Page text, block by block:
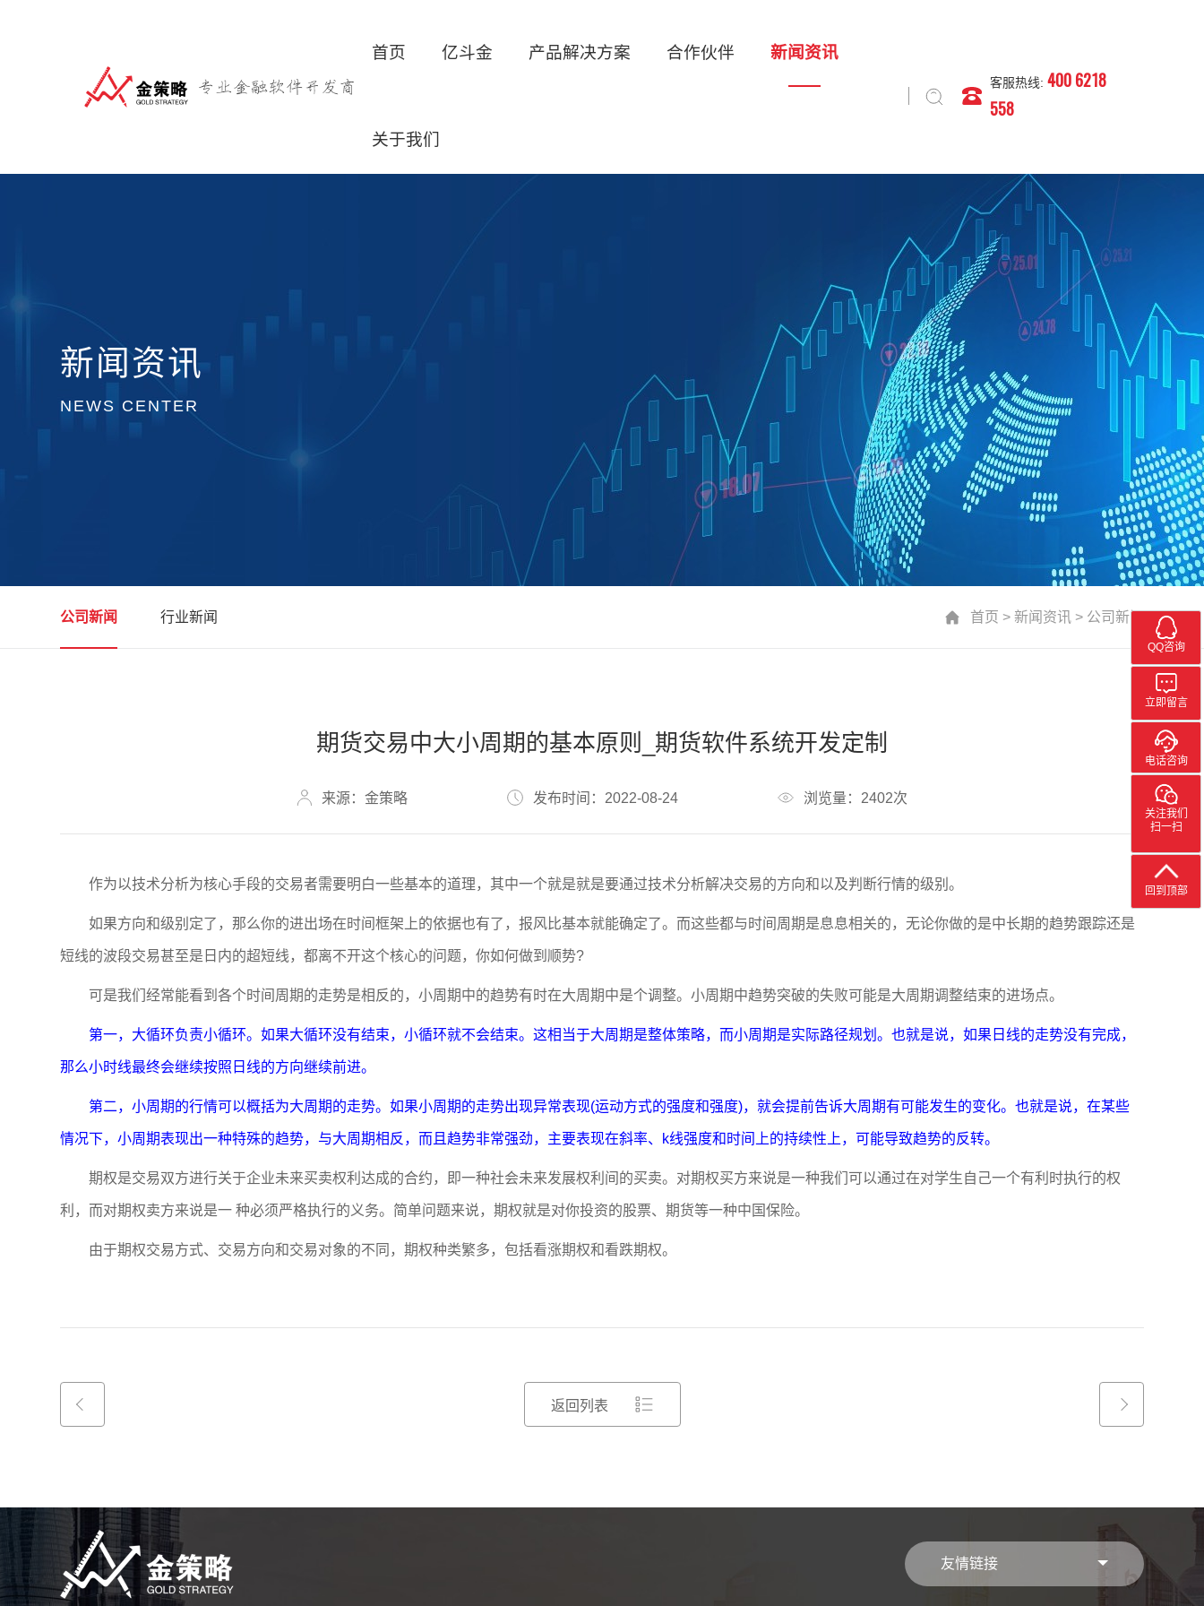
首页 亿斗金 产品解决方案 合作伙伴 新闻资讯
关于我们
客服热线:400 6218
558
QQ咨询
立即留言
电话咨询
关注我们
扫一扫
回到顶部
新闻资讯
NEWS CENTER
公司新闻 行业新闻 首页 > 新闻资讯 > 公司新闻
期货交易中大小周期的基本原则_期货软件系统开发定制
来源：金策略 发布时间：2022-08-24 浏览量：2402次
作为以技术分析为核心手段的交易者需要明白一些基本的道理，其中一个就是就是要通过技术分析解决交易的方向和以及判断行情的级别。
如果方向和级别定了，那么你的进出场在时间框架上的依据也有了，报风比基本就能确定了。而这些都与时间周期是息息相关的，无论你做的是中长期的趋势跟踪还是
短线的波段交易甚至是日内的超短线，都离不开这个核心的问题，你如何做到顺势?
可是我们经常能看到各个时间周期的走势是相反的，小周期中的趋势有时在大周期中是个调整。小周期中趋势突破的失败可能是大周期调整结束的进场点。
第一，大循环负责小循环。如果大循环没有结束，小循环就不会结束。这相当于大周期是整体策略，而小周期是实际路径规划。也就是说，如果日线的走势没有完成，
那么小时线最终会继续按照日线的方向继续前进。
第二，小周期的行情可以概括为大周期的走势。如果小周期的走势出现异常表现(运动方式的强度和强度)，就会提前告诉大周期有可能发生的变化。也就是说，在某些
情况下，小周期表现出一种特殊的趋势，与大周期相反，而且趋势非常强劲，主要表现在斜率、k线强度和时间上的持续性上，可能导致趋势的反转。
期权是交易双方进行关于企业未来买卖权利达成的合约，即一种社会未来发展权利间的买卖。对期权买方来说是一种我们可以通过在对学生自己一个有利时执行的权
利，而对期权卖方来说是一 种必须严格执行的义务。简单问题来说，期权就是对你投资的股票、期货等一种中国保险。
由于期权交易方式、交易方向和交易对象的不同，期权种类繁多，包括看涨期权和看跌期权。
返回列表
友情链接